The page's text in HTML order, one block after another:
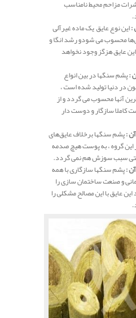
مزاحم محیط نامناسب
:این نوع عایق یک ماده غیرآلی
محسوب می شودو رشد انگا و
عایق هزگز وجود نخواهد
:پشم سنگها در بین انواع
در دنیا تولید شده است ،
آنها محسوب می گردد و از
کاملا سازگار و دوست دار
:پشم سنگها برخلاف عایق‌های
این گروه ، به پوست هیچ صدمه
سبب سوزش هم نمی گردد.
:پشم سنگها سازگاری با همه
و صنعت ساختمان سازی را
عایق با این مصالح مشکلی را